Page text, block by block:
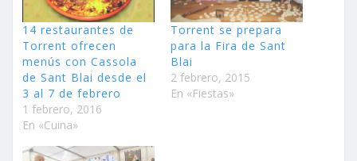
14 restaurantes de
Torrent ofrecen
menús con Cassola
de Sant Blai desde el
3 al 7 de febrero
1 febrero, 2016
En «Cuina»
Torrent se prepara
para la Fira de Sant
Blai
2 febrero, 2015
En «Fiestas»